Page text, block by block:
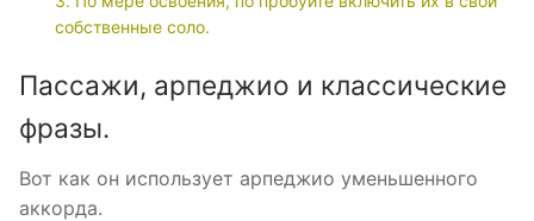
собственные соло.
Пассажи, арпеджио и классические
фразы.
Вот как он использует арпеджио уменьшенного
аккорда.